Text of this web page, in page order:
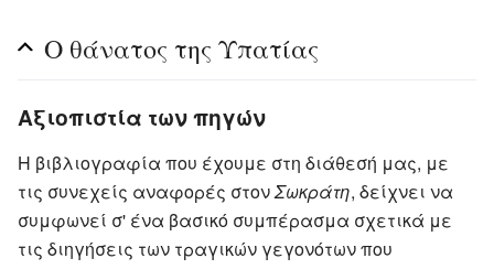
Ο θάνατος της Υπατίας
Αξιοπιστία των πηγών
Η βιβλιογραφία που έχουμε στη διάθεσή μας, με
τις συνεχείς αναφορές στονΣωκράτη, δείχνει να
συμφωνεί σ' ένα βασικό συμπέρασμα σχετικά με
τις διηγήσεις των τραγικών γεγονότων που